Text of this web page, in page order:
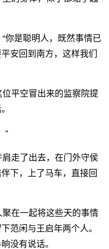
是聪明人，既然事情已
安回到南方，这样我们
平空冒出来的监察院提
”
走了出去，在门外守侯
下，上了马车，直接回
在一起将这些天的事情
范闲与王启年两个人。
没有说话。